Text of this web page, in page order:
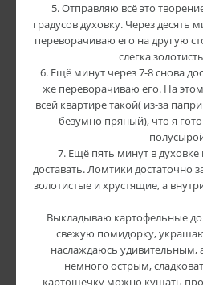
5. Отправляю всё это
градусов духовку. Через десять
переворачиваю его на другую
слегка
6. Ещё минут через 7-8 снова
же переворачиваю его. На
всей квартире такой( из-за
безумно пряный), что я
7. Ещё пять минут в
доставать. Ломтики достаточно
золотистые и хрустящие, а
Выкладываю картофельные
свежую помидорку,
наслаждаюсь
немного острым,
картошечку можно кушать